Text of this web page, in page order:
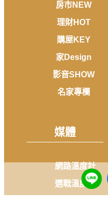
房市NEW
理財HOT
購屋KEY
家Design
影音SHOW
名家專欄
媒體
網路溫度計
選戰溫度計